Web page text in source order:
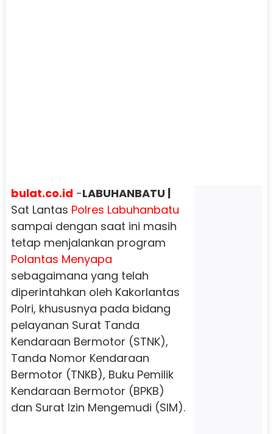
bulat.co.id -LABUHANBATU |
Sat Lantas Polres Labuhanbatu
sampai dengan saat ini masih
tetap menjalankan program
Polantas Menyapa
sebagaimana yang telah
diperintahkan oleh Kakorlantas
Polri, khususnya pada bidang
pelayanan Surat Tanda
Kendaraan Bermotor (STNK),
Tanda Nomor Kendaraan
Bermotor (TNKB), Buku Pemilik
Kendaraan Bermotor (BPKB)
dan Surat Izin Mengemudi (SIM).